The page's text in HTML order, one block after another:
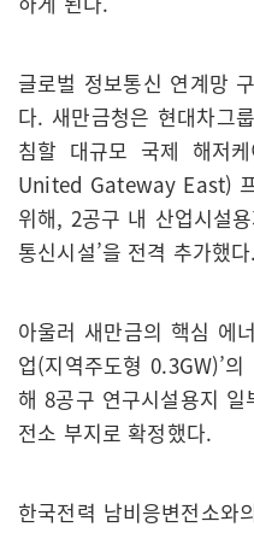
글로벌 정보통신 연계망
다. 새만금청은 현대차그
침할 대규모 국제 해저
United Gateway East)
위해, 2공구 내 산업시설
통신시설’을 전격 추가했다.
아울러 새만금의 핵심 에
업(지역주도형 0.3GW)’
해 8공구 연구시설용지
전소 부지로 확정했다.
한국전력 남비응변전소와